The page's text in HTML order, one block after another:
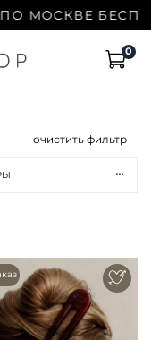
0
очистить фильтр